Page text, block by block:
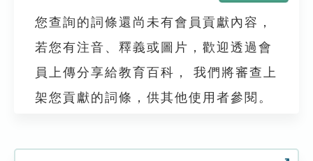
您查詢的詞條還尚未有會員貢獻內容，
若您有注音、釋義或圖片，歡迎透過會
員上傳分享給教育百科， 我們將審查上
架您貢獻的詞條，供其他使用者參閱。